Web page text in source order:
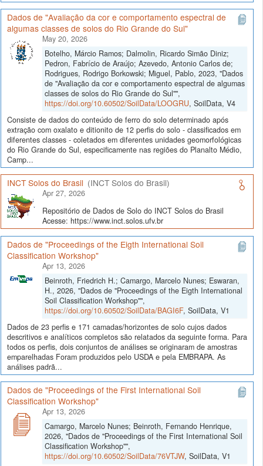
Dados de "Avaliação da cor e comportamento espectral de
algumas classes de solos do Rio Grande do Sul"
May 20, 2026
Botelho, Márcio Ramos; Dalmolin, Ricardo Simão Diniz;
Pedron, Fabrício de Araújo; Azevedo, Antonio Carlos de;
Rodrigues, Rodrigo Borkowski; Miguel, Pablo, 2023, "Dados
de "Avaliação da cor e comportamento espectral de algumas
classes de solos do Rio Grande do Sul"",
https://doi.org/10.60502/SoilData/LOOGRU, SoilData, V4
Consiste de dados do conteúdo de ferro do solo determinado após
extração com oxalato e ditionito de 12 perfis do solo - classificados em
diferentes classes - coletados em diferentes unidades geomorfológicas
do Rio Grande do Sul, especificamente nas regiões do Planalto Médio,
Camp...
INCT Solos do Brasil (INCT Solos do Brasil)
Apr 27, 2026
Repositório de Dados de Solo do INCT Solos do Brasil
Acesse: https://www.inct.solos.ufv.br
Dados de "Proceedings of the Eigth International Soil
Classification Workshop"
Apr 13, 2026
Beinroth, Friedrich H.; Camargo, Marcelo Nunes; Eswaran,
H., 2026, "Dados de "Proceedings of the Eigth International
Soil Classification Workshop"",
https://doi.org/10.60502/SoilData/BAGI6F, SoilData, V1
Dados de 23 perfis e 171 camadas/horizontes de solo cujos dados
descritivos e analíticos completos são relatados da seguinte forma. Para
todos os perfis, dois conjuntos de análises se originaram de amostras
emparelhadas Foram produzidos pelo USDA e pela EMBRAPA. As
análises padrã...
Dados de "Proceedings of the First International Soil
Classification Workshop"
Apr 13, 2026
Camargo, Marcelo Nunes; Beinroth, Fernando Henrique,
2026, "Dados de "Proceedings of the First International Soil
Classification Workshop"",
https://doi.org/10.60502/SoilData/76VTJW, SoilData, V1